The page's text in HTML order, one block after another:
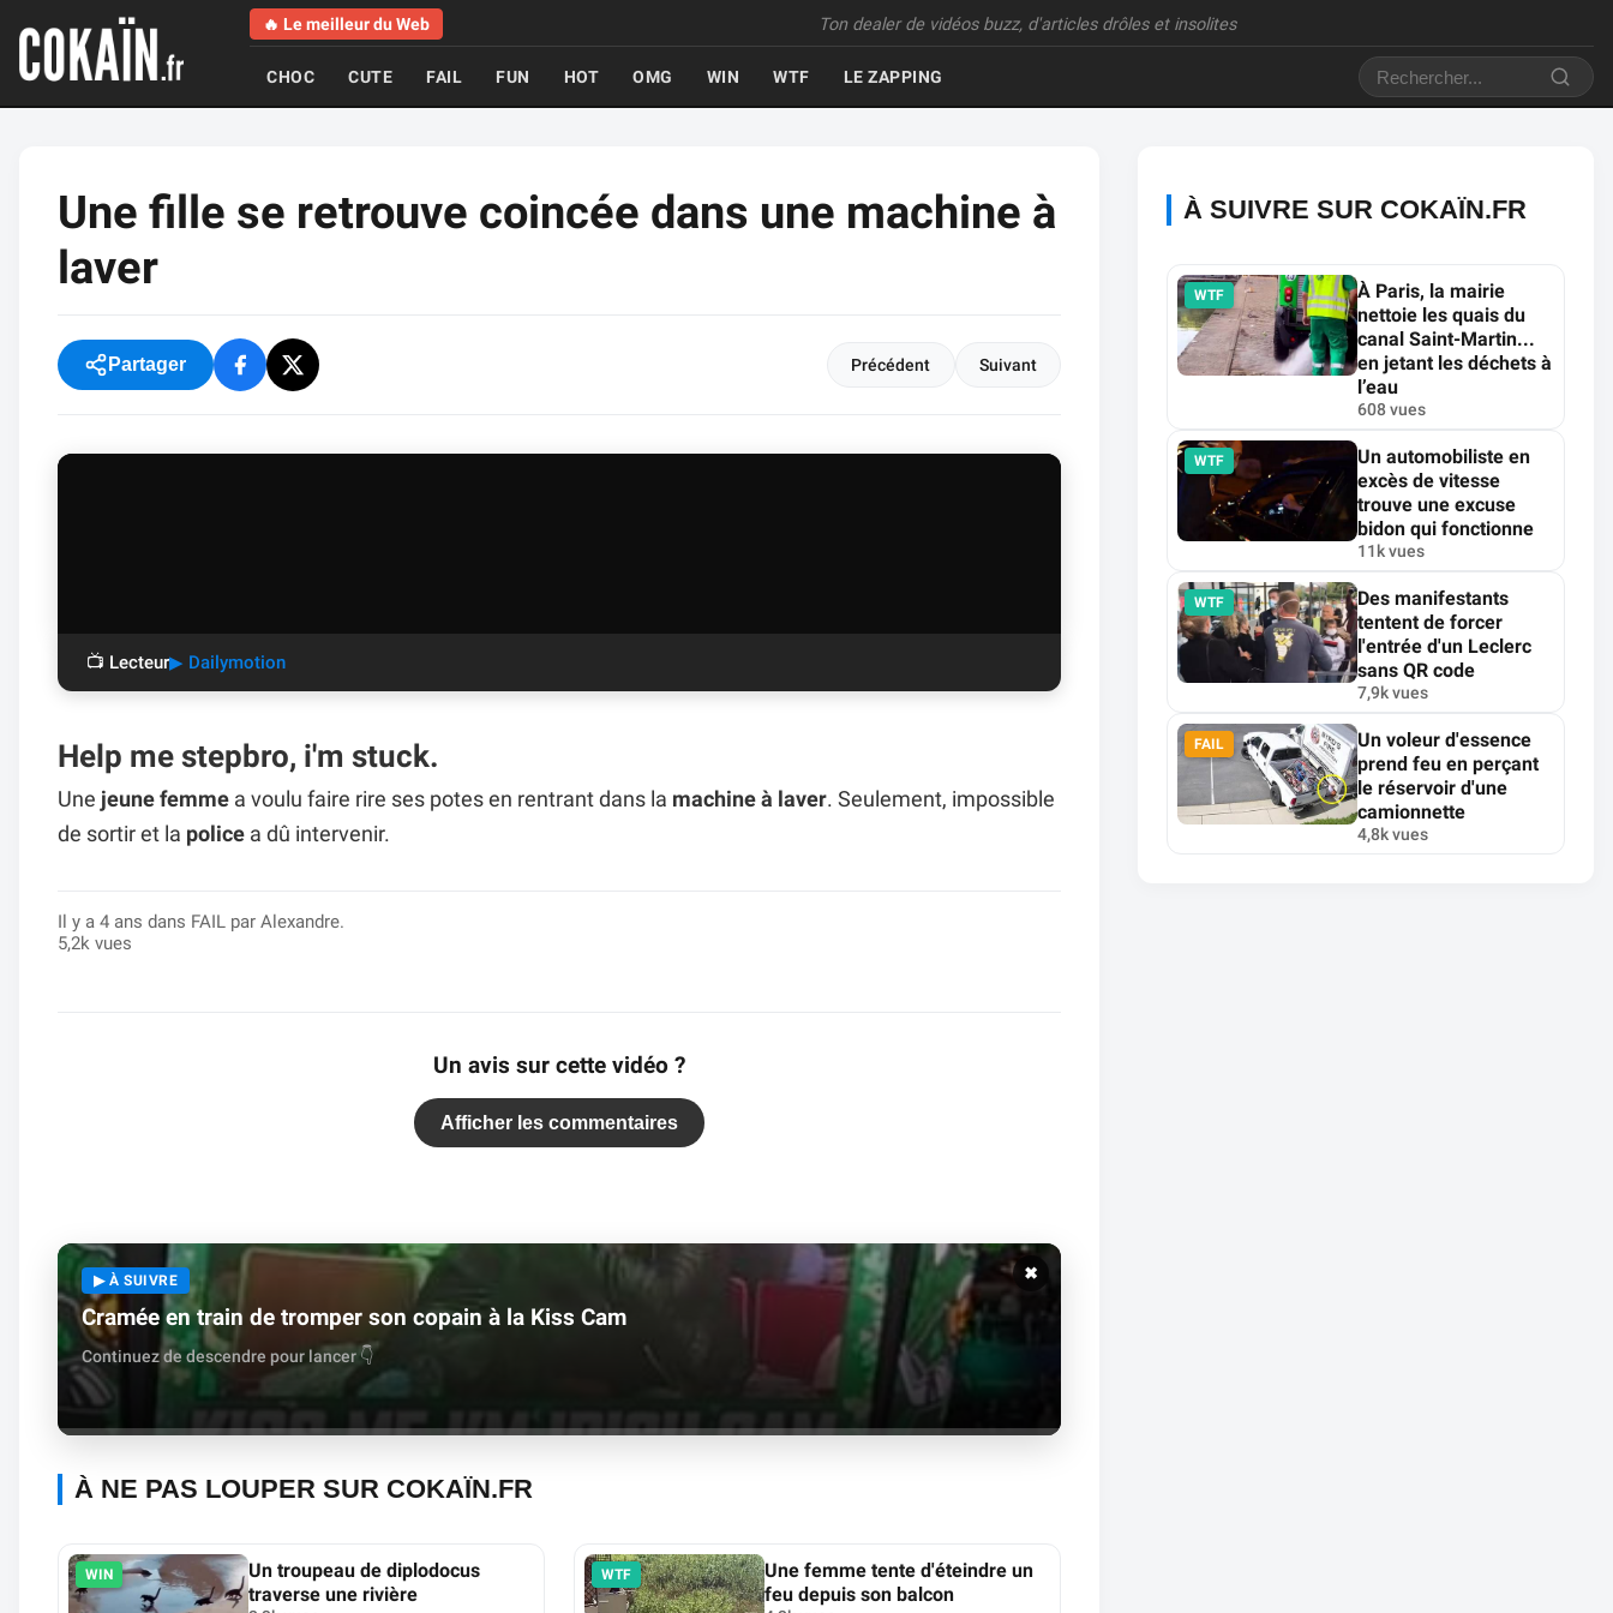
🔥 Le meilleur du Web Ton dealer de vidéos buzz, d'articles drôles et insolites
CHOC CUTE FAIL FUN HOT OMG WIN WTF LE ZAPPING
Une fille se retrouve coincée dans une machine à
laver
Partager Précédent Suivant
📺 Lecteur▶ Dailymotion
Help me stepbro, i'm stuck.
Une jeune femme a voulu faire rire ses potes en rentrant dans la machine à laver. Seulement, impossible
de sortir et la police a dû intervenir.
Il y a 4 ans dans FAIL par Alexandre.
5,2k vues
Un avis sur cette vidéo ?
Afficher les commentaires
✖
▶ À SUIVRE
Cramée en train de tromper son copain à la Kiss Cam
Continuez de descendre pour lancer 👇
À NE PAS LOUPER SUR COKAÏN.FR
WIN
Un troupeau de diplodocus
traverse une rivière
WTF
Une femme tente d'éteindre un
feu depuis son balcon
À SUIVRE SUR COKAÏN.FR
WTF
À Paris, la mairie
nettoie les quais du
canal Saint-Martin...
en jetant les déchets à
l’eau
608 vues
WTF
Un automobiliste en
excès de vitesse
trouve une excuse
bidon qui fonctionne
11k vues
WTF
Des manifestants
tentent de forcer
l'entrée d'un Leclerc
sans QR code
7,9k vues
FAIL
Un voleur d'essence
prend feu en perçant
le réservoir d'une
camionnette
4,8k vues